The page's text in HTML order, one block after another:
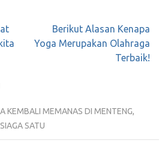
Berikut Alasan Kenapa
Yoga Merupakan Olahraga
Terbaik!
KEMBALI MEMANAS DI MENTENG,
SATU